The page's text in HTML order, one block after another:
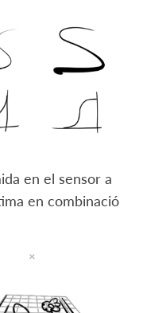
en el sensor a
en combinació